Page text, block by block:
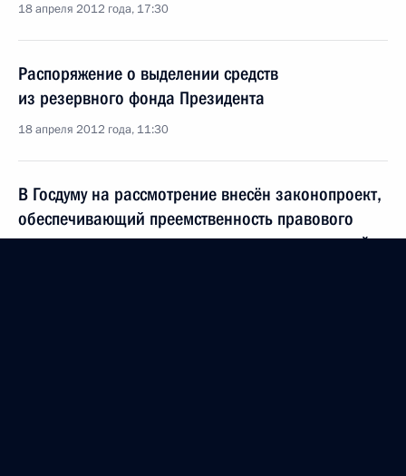
18 апреля 2012 года, 17:30
Распоряжение о выделении средств
из резервного фонда Президента
18 апреля 2012 года, 11:30
В Госдуму на рассмотрение внесён законопроект,
обеспечивающий преемственность правового
регулирования на территории, присоединяемой